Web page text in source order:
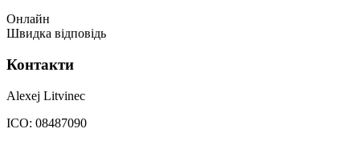
Онлайн
Швидка відповідь
Контакти
Alexej Litvinec
ICO: 08487090